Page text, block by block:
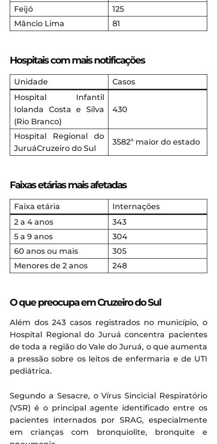
Feijó
125
Mâncio Lima
81
Hospitais com mais notificações
Unidade
Casos
Hospital Infantil
Iolanda Costa e Silva
(Rio Branco)
430
Hospital Regional do
JuruáCruzeiro do Sul
3582º maior do estado
Faixas etárias mais afetadas
Faixa etária
Internações
2 a 4 anos
343
5 a 9 anos
304
60 anos ou mais
305
Menores de 2 anos
248
O que preocupa em Cruzeiro do Sul
Além dos 243 casos registrados no município, o
Hospital Regional do Juruá concentra pacientes
de toda a região do Vale do Juruá, o que aumenta
a pressão sobre os leitos de enfermaria e de UTI
pediátrica.
Segundo a Sesacre, o Vírus Sincicial Respiratório
(VSR) é o principal agente identificado entre os
pacientes internados por SRAG, especialmente
em crianças com bronquiolite, bronquite e